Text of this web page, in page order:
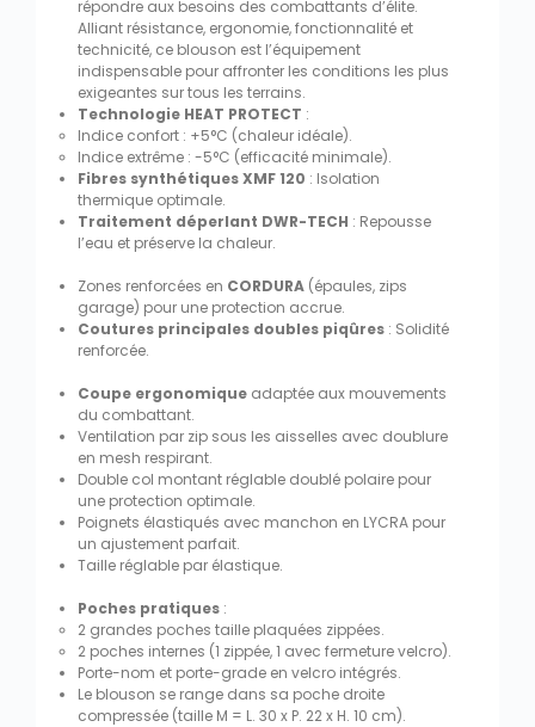
répondre aux besoins des combattants d’élite.
Alliant résistance, ergonomie, fonctionnalité et
technicité, ce blouson est l’équipement
indispensable pour affronter les conditions les plus
exigeantes sur tous les terrains.
Technologie HEAT PROTECT :
Indice confort : +5°C (chaleur idéale).
Indice extrême : -5°C (efficacité minimale).
Fibres synthétiques XMF 120 : Isolation
thermique optimale.
Traitement déperlant DWR-TECH : Repousse
l’eau et préserve la chaleur.
Zones renforcées en CORDURA (épaules, zips
garage) pour une protection accrue.
Coutures principales doubles piqûres : Solidité
renforcée.
Coupe ergonomique adaptée aux mouvements
du combattant.
Ventilation par zip sous les aisselles avec doublure
en mesh respirant.
Double col montant réglable doublé polaire pour
une protection optimale.
Poignets élastiqués avec manchon en LYCRA pour
un ajustement parfait.
Taille réglable par élastique.
Poches pratiques :
2 grandes poches taille plaquées zippées.
2 poches internes (1 zippée, 1 avec fermeture velcro).
Porte-nom et porte-grade en velcro intégrés.
Le blouson se range dans sa poche droite
compressée (taille M = L. 30 x P. 22 x H. 10 cm).